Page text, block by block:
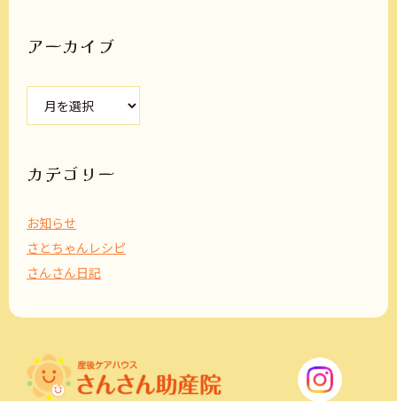
アーカイブ
ブ
カテゴリー
お知らせ
さとちゃんレシピ
さんさん日記